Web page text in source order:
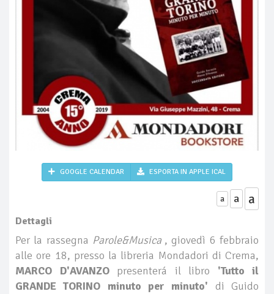
GOOGLE CALENDAR ESPORTA IN APPLE ICAL
a a a
Dettagli
Per la rassegna Parole&Musica , giovedì 6 febbraio
alle ore 18, presso la libreria Mondadori di Crema,
MARCO D'AVANZOpresenterá il libro 'Tutto il
GRANDE TORINO minuto per minuto' di Guido